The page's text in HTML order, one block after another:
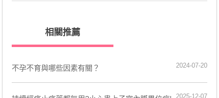
相關推薦
不孕不育與哪些因素有關？ 2024-07-20
2025-12-07